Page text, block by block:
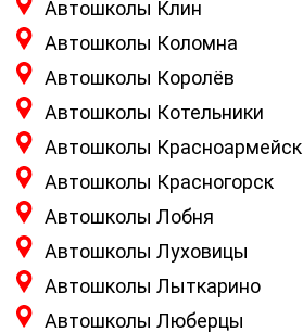
Автошколы Клин
Автошколы Коломна
Автошколы Королёв
Автошколы Котельники
Автошколы Красноармейск
Автошколы Красногорск
Автошколы Лобня
Автошколы Луховицы
Автошколы Лыткарино
Автошколы Люберцы